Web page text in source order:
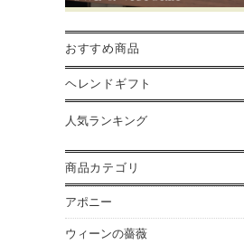
おすすめ商品
ヘレンドギフト
人気ランキング
商品カテゴリ
アポニー
ウィーンの薔薇